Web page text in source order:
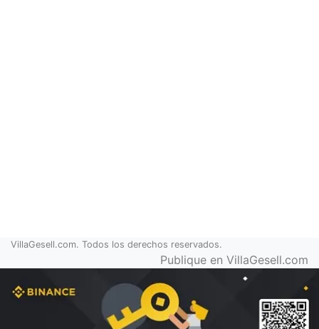
VillaGesell.com. Todos los derechos reservados.
Publique en VillaGesell.com